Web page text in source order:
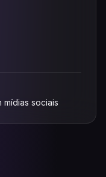
sociais